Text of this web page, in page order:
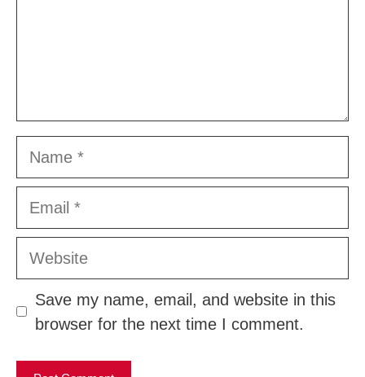
Name
Email
Website
Save my name, email, and website in this
browser for the next time I comment.